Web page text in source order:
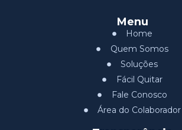
Menu
Home
Quem Somos
Soluções
Fácil Quitar
Fale Conosco
Área do Colaborador